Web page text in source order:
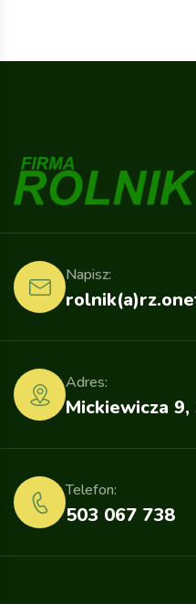
Napisz:
Mickiewicza
Adres:
503 067 738
Telefon: